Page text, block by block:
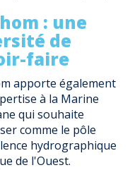
: une
de
faire
apporte également
à la Marine
qui souhaite
comme le pôle
hydrographique
de l'Ouest.